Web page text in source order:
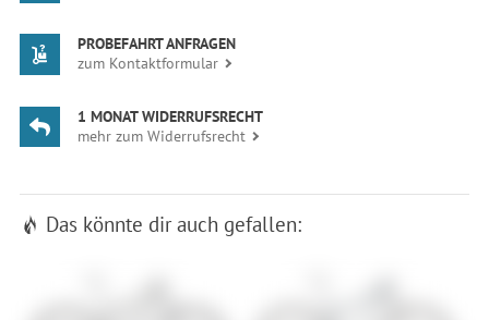
PROBEFAHRT ANFRAGEN
zum Kontaktformular
1 MONAT WIDERRUFSRECHT
mehr zum Widerrufsrecht
Das könnte dir auch gefallen: